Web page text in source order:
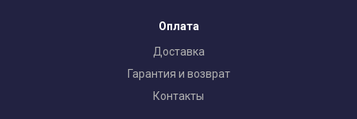
Оплата
Доставка
Гарантия и возврат
Контакты